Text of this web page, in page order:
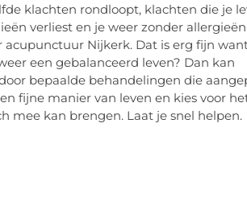
klachten rondloopt, klachten die je
verliest en je weer zonder
Nijkerk. Dat is erg fijn
een gebalanceerd leven? Dan kan
bepaalde behandelingen die
fijne manier van leven en kies voor
mee kan brengen. Laat je snel helpen.